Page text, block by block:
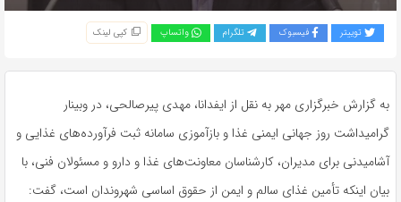
توییتر فیسبوک تلگرام واتساپ کپی لینک
به گزارش خبرگزاری مهر به نقل از ایفدانا، مهدی پیرصالحی، در وبینار
گرامیداشت روز جهانی ایمنی غذا و بازآموزی سامانه ثبت فرآورده‌های غذایی و
آشامیدنی برای مدیران، کارشناسان معاونت‌های غذا و دارو و مسئولان فنی، با
بیان اینکه تأمین غذای سالم و ایمن از حقوق اساسی شهروندان است، گفت: